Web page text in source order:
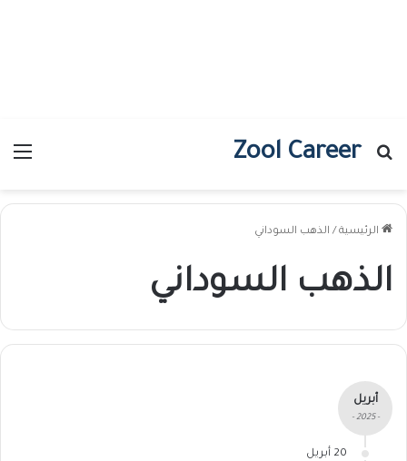
Zool Career
بحث عن
الرئيسية / الذهب السوداني
الذهب السوداني
أبريل
- 2025 -
20 أبريل